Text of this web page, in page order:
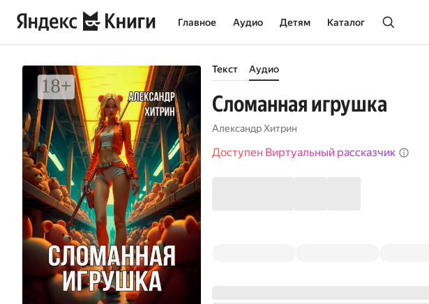
Главное Аудио Детям Каталог
Текст Аудио
Сломанная игрушка
Александр Хитрин
Доступен Виртуальный рассказчик